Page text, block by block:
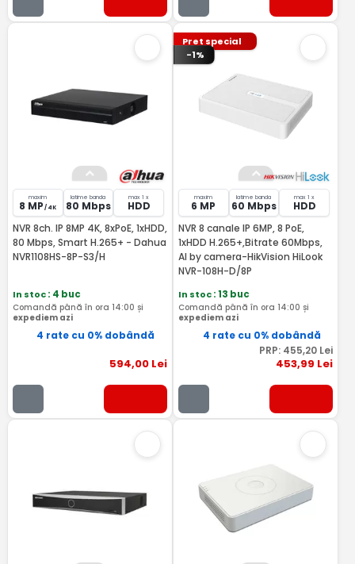
maxim
8 MP / 4K
latime banda
80 Mbps
max 1 x
HDD
NVR 8ch. IP 8MP 4K, 8xPoE, 1xHDD,
80 Mbps, Smart H.265+ - Dahua
NVR1108HS-8P-S3/H
In stoc: 4 buc
Comandă până în ora 14:00 și
expediem azi
4 rate cu 0% dobândă
594,00Lei
Pret special
-1%
maxim
6 MP
latime banda
60 Mbps
max 1 x
HDD
NVR 8 canale IP 6MP, 8 PoE,
1xHDD H.265+,Bitrate 60Mbps,
AI by camera-HikVision HiLook
NVR-108H-D/8P
In stoc: 13 buc
Comandă până în ora 14:00 și
expediem azi
4 rate cu 0% dobândă
PRP: 455,20 Lei
453,99 Lei